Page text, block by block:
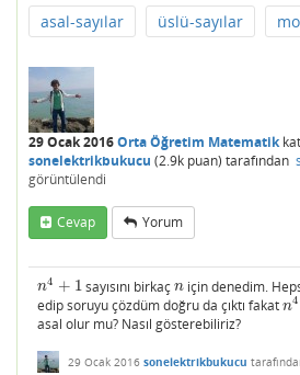
asal-sayılar üslü-sayılar
29 Ocak 2016Orta Öğretim Matematik
sonelektrikbukucu (2.9k puan) tarafından
görüntülendi
Cevap Yorum
n4 + 1
n4 +1 sayısını birkaçn
n için denedim.
edip soruyu çözdüm doğru da çıktı fakat n4
n4
asal olur mu? Nasıl gösterebiliriz?
29 Ocak 2016 sonelektrikbukucu